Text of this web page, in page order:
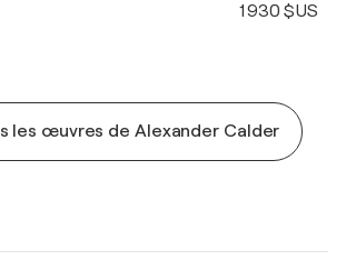
1 930 $US
les œuvres de Alexander Calder